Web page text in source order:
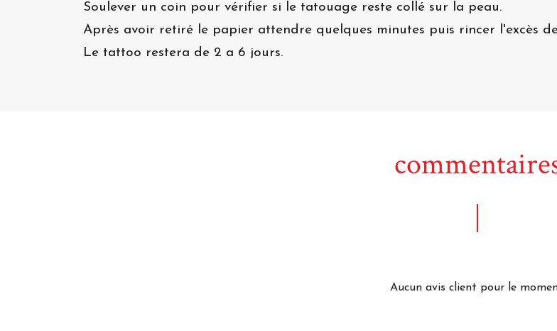
Soulever un coin pour vérifier si le tatouage reste collé sur la peau.
Après avoir retiré le papier attendre quelques minutes puis rincer l'excès
Le tattoo restera de 2 a 6 jours.
Aucun avis client pour le